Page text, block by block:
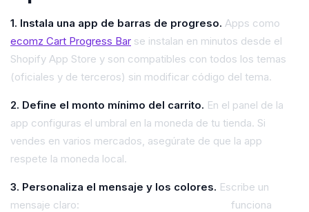
1. Instala una app de barras de progreso. Apps como
ecomz Cart Progress Bar se instalan en minutos desde el
Shopify App Store y son compatibles con todos los temas
(oficiales y de terceros) sin modificar código del tema.
2. Define el monto mínimo del carrito. En el panel de la
app configuras el umbral en la moneda de tu tienda. Si
vendes en varios mercados, asegúrate de que la app
respete la moneda local.
3. Personaliza el mensaje y los colores. Escribe un
mensaje claro:
funciona